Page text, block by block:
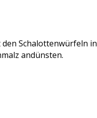
Schalottenwürfeln in
andünsten.